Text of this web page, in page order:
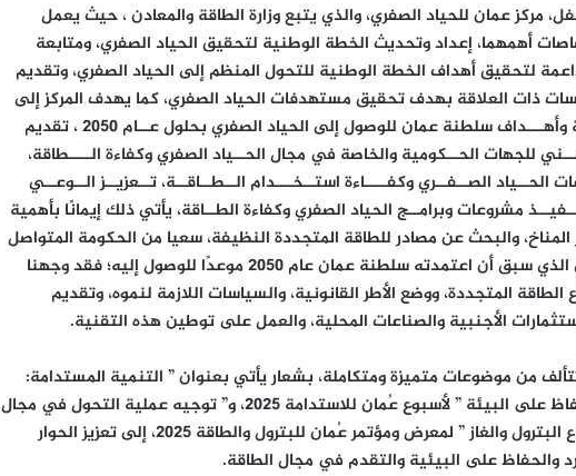
مركز عمان للحياد الصفري، والذي يتبع وزارة الطاقة والمعادن ، حيث يعمل
أهمهما، إعداد وتحديث الخطة الوطنية لتحقيق الحياد الصفري، ومتابعة
لتحقيق أهداف الخطة الوطنية للتحول المنظم إلى الحياد الصفري، وتقديم
ذات العلاقة بهدف تحقيق مستهدفات الحياد الصفري، كما يهدف المركز إلى
تحديد وتحـــديــث إستراتيجيــة وأهـــداف سلطنة عمان للوصول إلى الحياد الصفري بحلول عــام 2050 ، تقديم
للجهات الحــكومية والخاصة في مجال الحــياد الصفري وكفاءة الــــطاقة،
الصــفــري وكفــــاءة استــخـــدام الــطــاقــة، تــعزيــز الــوعــي
مشروعات وبرامــج الحياد الصفري وكفاءة الطــاقة، يأتي ذلك إيمانًا بأهمية
المناخ، والبحث عن مصادر للطاقة المتجددة النظيفة، سعيا من الحكومة المتواصل
لتحقيق الحياد الصفري الكربوني الذي سبق أن اعتمدته سلطنة عمان عام 2050 موعدًا للوصول إليه؛ فقد وجهنا
المتجددة، ووضع الأطر القانونية، والسياسات اللازمة لنموه، وتقديم
الأجنبية والصناعات المحلية، والعمل على توطين هذه التقنية.
من موضوعات متميزة ومتكاملة، بشعار يأتي بعنوان ” التنمية المستدامة:
تحقيق التوازن بين التقدم والحفاظ على البيئة ” لأسبوع عُمان للاستدامة 2025، و” توجيه عملية التحول في مجال
الطاقة من خلال الابتكار في قطاع البترول والغاز ” لمعرض ومؤتمر عُمان للبترول والطاقة 2025، إلى تعزيز الحوار
والحفاظ على البيئية والتقدم في مجال الطاقة.